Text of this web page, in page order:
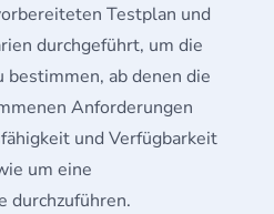
Testplan und
durchgeführt, um die
bestimmen, ab denen die
Anforderungen
und Verfügbarkeit
um eine
durchzuführen.